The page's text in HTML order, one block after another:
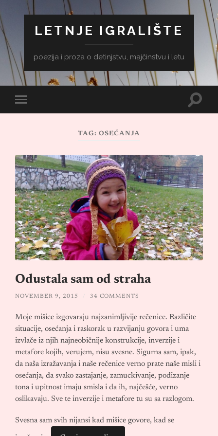
LETNJE IGRALIŠTE
poezija i proza o detinjstvu, majčinstvu i letu
mobile
Toggle
TAG: OSEĆANJA
Odustala sam od straha
NOVEMBER 9, 2015 / 34 COMMENTS
Moje mišice izgovaraju najzanimljivije rečenice. Različite
situacije, osećanja i raskorak u razvijanju govora i uma
izvlače iz njih najneobičnije konstrukcije, inverzije i
metafore kojih, verujem, nisu svesne. Sigurna sam, ipak,
da naša izražavanja i naše rečenice verno prate naše misli i
osećanja, da svako zastajanje, zamuckivanje, podizanje
tona i upitnost imaju smisla i da ih, najčešće, verno
oslikavaju. Sve te inverzije i metafore tu su sa razlogom.
Svesna sam svih nijansi kad mišice govore, kad se